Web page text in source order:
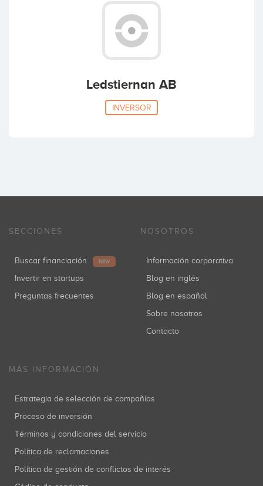
Ledstiernan AB
INVERSOR
SECCIONES
Buscar financiación NEW
Invertir en startups
Preguntas frecuentes
NOSOTROS
Información corporativa
Blog en inglés
Blog en español
Sobre nosotros
Contacto
MÁS INFORMACIÓN
Estrategia de selección de compañías
Proceso de inversión
Términos y condiciones del servicio
Política de reclamaciones
Política de gestión de conflictos de interés